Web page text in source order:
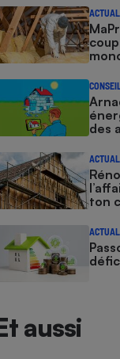
des
ton
aussi